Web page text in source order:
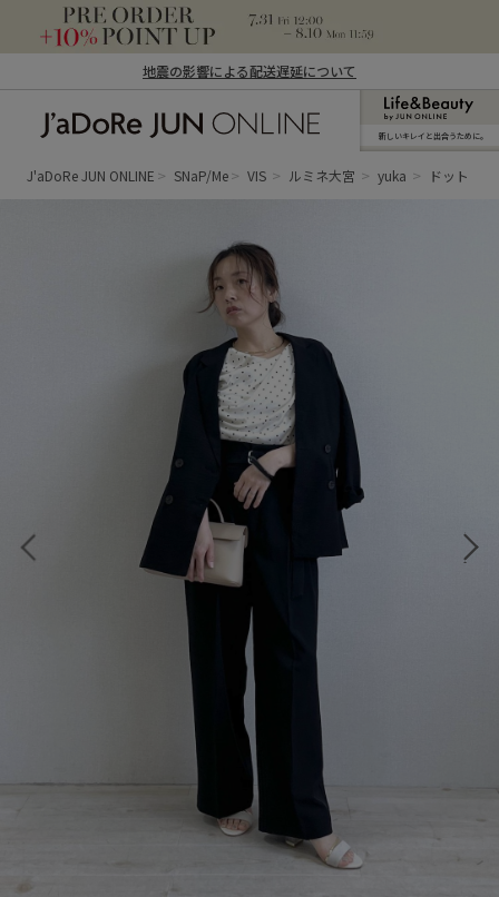
地震の影響による配送遅延について
ン オンライン）
新しいキレイと出合うために。
J'aDoRe JUN ONLINE SNaP/Me VIS ルミネ大宮 yuka ドットド